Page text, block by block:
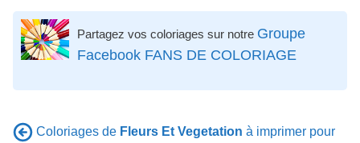
Partagez vos coloriages sur notre Groupe
Facebook FANS DE COLORIAGE
Coloriages de Fleurs Et Vegetation à imprimer pour